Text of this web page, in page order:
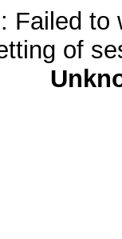
Failed
of